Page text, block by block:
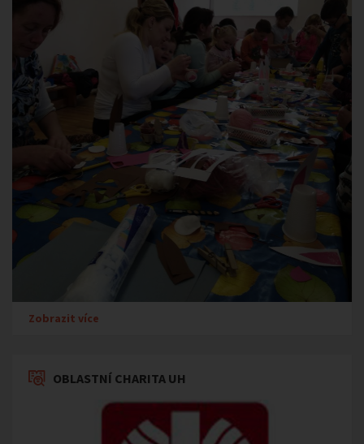
Zobrazit více
OBLASTNÍ CHARITA UH